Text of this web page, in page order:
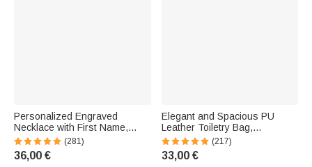
Personalized Engraved
Necklace with First Name,
Heart Shape, and Horse
Design—Birthday Gift for Girls,
Women, and Horse Lovers
(281)
36,00 €
Elegant and Spacious PU
Leather Toiletry Bag,
Personalized with Monogram
and Name—A Gift for Men
(217)
33,00 €